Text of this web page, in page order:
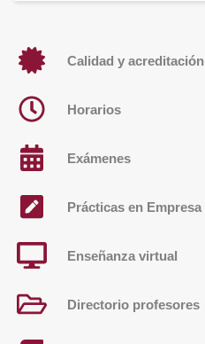
Calidad y acreditación
Horarios
Exámenes
Prácticas en Empresa
Enseñanza virtual
Directorio profesores